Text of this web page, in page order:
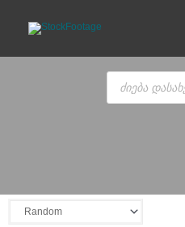
content
Products
search